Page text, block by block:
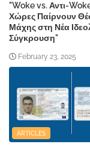
"Woke vs. Αντι-
Χώρες Παίρνουν
Μάχης στη Νέα
Σύγκρουση"
February 23, 2025
ARTICLES